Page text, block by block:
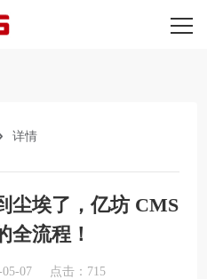
详情
尘埃了，亿坊 CMS
全流程！
05-07点击： 715